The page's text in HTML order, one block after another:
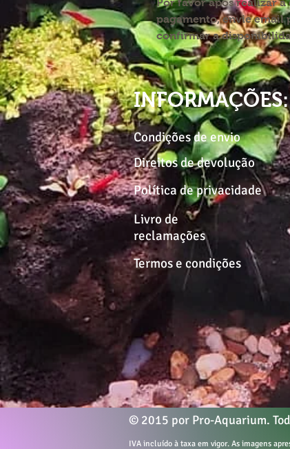
Por favor após realizar
pagamento, envie email
confirmar a
INFORMAÇÕES:
Condições de envio
Direitos de devolução
Política de privacidade
Livro de
reclamações
Termos e condições
© 2015 por Pro-Aquarium.
IVA incluído à taxa em vigor. As imagens